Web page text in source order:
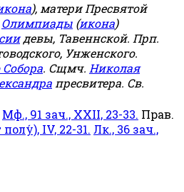
), матери Пресвятой
Олимпиады (икона)
девы, Тавеннской. Прп.
Унженского.
Собора. Сщмч. Николая
пресвитера. Св.
Мф., 91 зач., XXII, 23-33. Прав.
полу́), IV, 22-31. Лк., 36 зач.,